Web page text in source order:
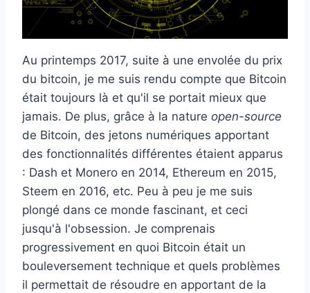
Au printemps 2017, suite à une envolée du prix
du bitcoin, je me suis rendu compte que Bitcoin
était toujours là et qu'il se portait mieux que
jamais. De plus, grâce à la nature open-source
de Bitcoin, des jetons numériques apportant
des fonctionnalités différentes étaient apparus
: Dash et Monero en 2014, Ethereum en 2015,
Steem en 2016, etc. Peu à peu je me suis
plongé dans ce monde fascinant, et ceci
jusqu'à l'obsession. Je comprenais
progressivement en quoi Bitcoin était un
bouleversement technique et quels problèmes
il permettait de résoudre en apportant de la